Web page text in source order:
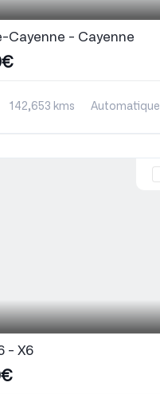
Cayenne - Cayenne
142,653 kms Automatique
- X6